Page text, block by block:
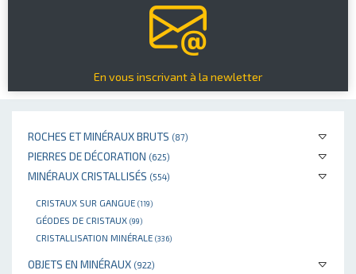
ROCHES ET MINÉRAUX BRUTS (87)
PIERRES DE DÉCORATION (625)
MINÉRAUX CRISTALLISÉS (554)
CRISTAUX SUR GANGUE (119)
GÉODES DE CRISTAUX (99)
CRISTALLISATION MINÉRALE (336)
OBJETS EN MINÉRAUX (922)
En vous inscrivant à la newletter